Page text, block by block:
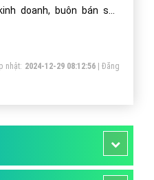
doanh, buôn bán sản
nhật: 2024-12-29 08:12:56|Đăng